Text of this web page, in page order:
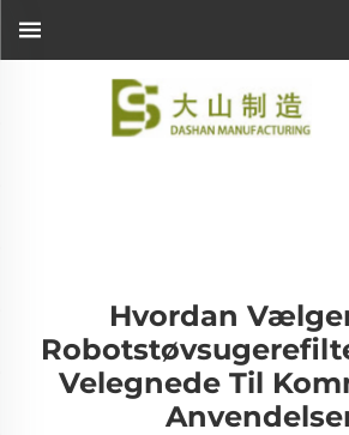
Hvordan
Velegnede Til